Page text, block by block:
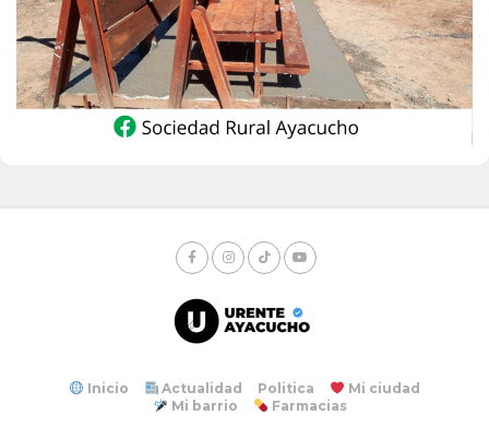
Inicio Actualidad Politica
Mi ciudad
Mi barrio
Farmacias